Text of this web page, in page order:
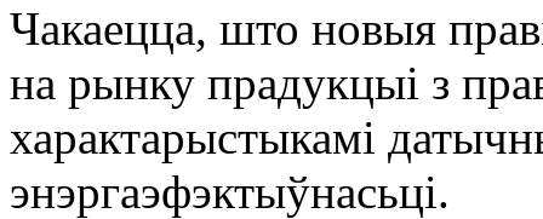
Чакаецца, што новыя
на рынку прадукцыі з
характарыстыкамі
энэргаэфэктыўнасьці.